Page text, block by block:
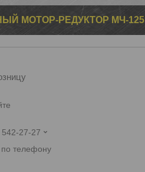
МОТОР-РЕДУКТОР МЧ-125
27-27
по телефону